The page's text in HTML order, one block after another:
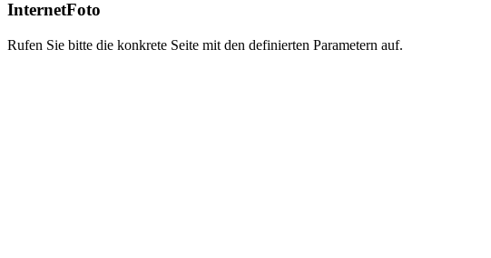
InternetFoto
Rufen Sie bitte die konkrete Seite mit den definierten Parametern auf.